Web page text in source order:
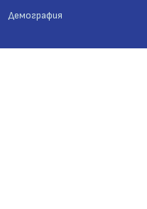
Демография